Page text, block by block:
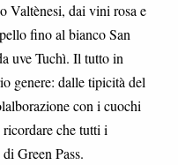
Valtènesi, dai vini rosa e
fino al bianco San
uve Tuchì. Il tutto in
genere: dalle tipicità del
con i cuochi
che tutti i
Green Pass.